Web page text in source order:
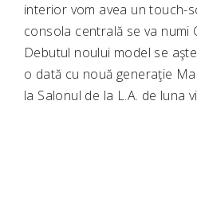
interior vom avea un touch-
consola centrală se va numi
Debutul noului model se
o dată cu nouă generaţie
la Salonul de la L.A. de luna